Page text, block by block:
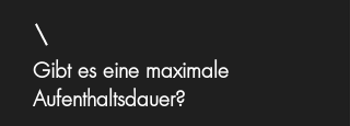
Gibt es eine maximale
Aufenthaltsdauer?